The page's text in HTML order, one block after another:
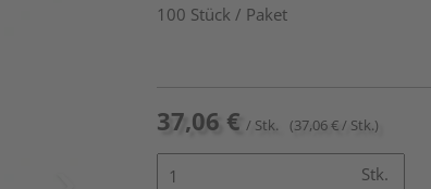
100 Stück / Paket
37,06 € / Stk. (37,06 € / Stk.)
Stk.